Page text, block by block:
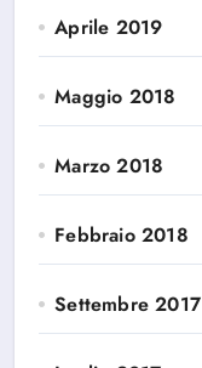
Aprile 2019
Maggio 2018
Marzo 2018
Febbraio 2018
Settembre 2017